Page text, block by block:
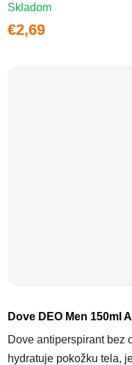
Skladom
€2,69
Dove DEO Men 150ml
Dove antiperspirant bez
hydratuje pokožku tela,